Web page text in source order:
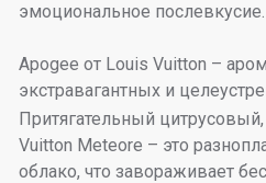
эмоциональное послевкусие.
Apogee от Louis Vuitton –
экстравагантных и
Притягательный
Vuitton Meteore – это
облако, что завораживает